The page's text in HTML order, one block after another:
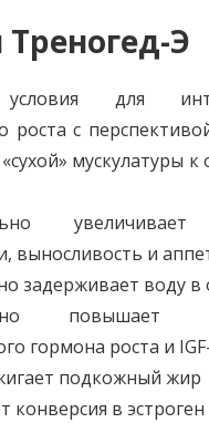
Э
для
роста с
мускулатуры
выносливость и
задерживает воду в
повышает
гормона роста и
подкожный жир
конверсия в эстроген